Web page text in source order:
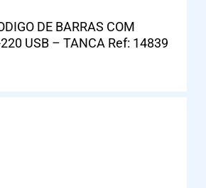
DE BARRAS COM
USB – TANCA Ref: 14839